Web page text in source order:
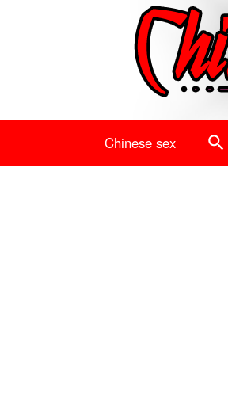
Chinese sex search